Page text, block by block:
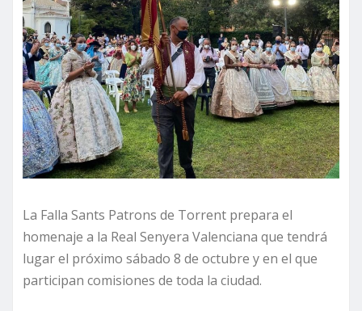
La Falla Sants Patrons de Torrent prepara el
homenaje a la Real Senyera Valenciana que tendrá
lugar el próximo sábado 8 de octubre y en el que
participan comisiones de toda la ciudad.